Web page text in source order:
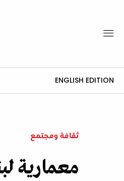
ENGLISH EDITION
ثقافة ومجتمع
معمارية